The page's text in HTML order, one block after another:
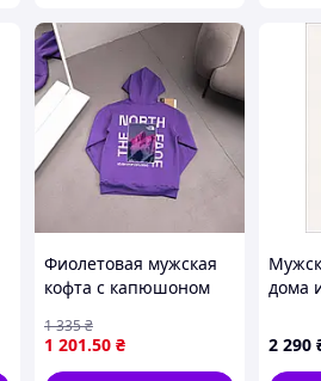
Фиолетовая мужская
кофта с капюшоном
осеннее худи Норт
Фейс ART0045
1 201.50 ₴
1 335₴
дома
2 290